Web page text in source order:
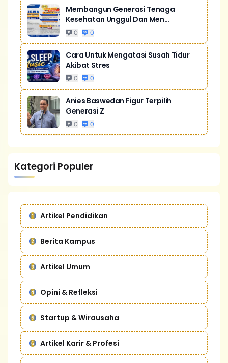
Membangun Generasi Tenaga
Kesehatan Unggul Dan Men...
0 0
Cara Untuk Mengatasi Susah Tidur
Akibat Stres
0 0
Anies Baswedan Figur Terpilih
Generasi Z
0 0
Kategori Populer
Artikel Pendidikan
Berita Kampus
Artikel Umum
Opini & Refleksi
Startup & Wirausaha
Artikel Karir & Profesi